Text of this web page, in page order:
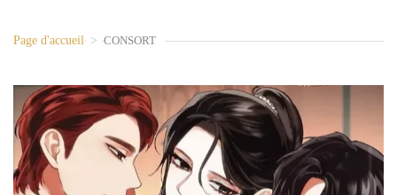
Page d'accueil > CONSORT